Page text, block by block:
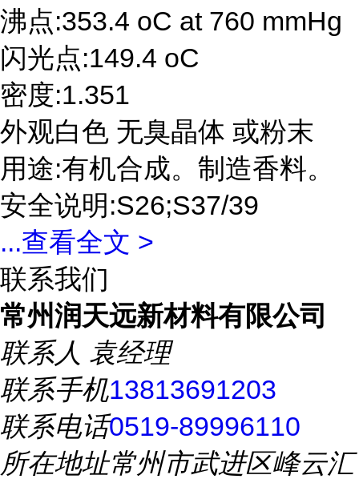
沸点:353.4 oC at 760 mmHg
闪光点:149.4 oC
密度:1.351
外观白色 无臭晶体 或粉末
用途:有机合成。制造香料。
安全说明:S26;S37/39
...查看全文 >
联系我们
常州润天远新材料有限公司
联系人 袁经理
联系手机13813691203
联系电话0519-89996110
所在地址常州市武进区峰云汇